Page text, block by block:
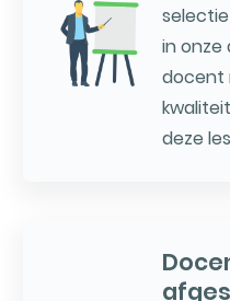
in onze
docent
deze